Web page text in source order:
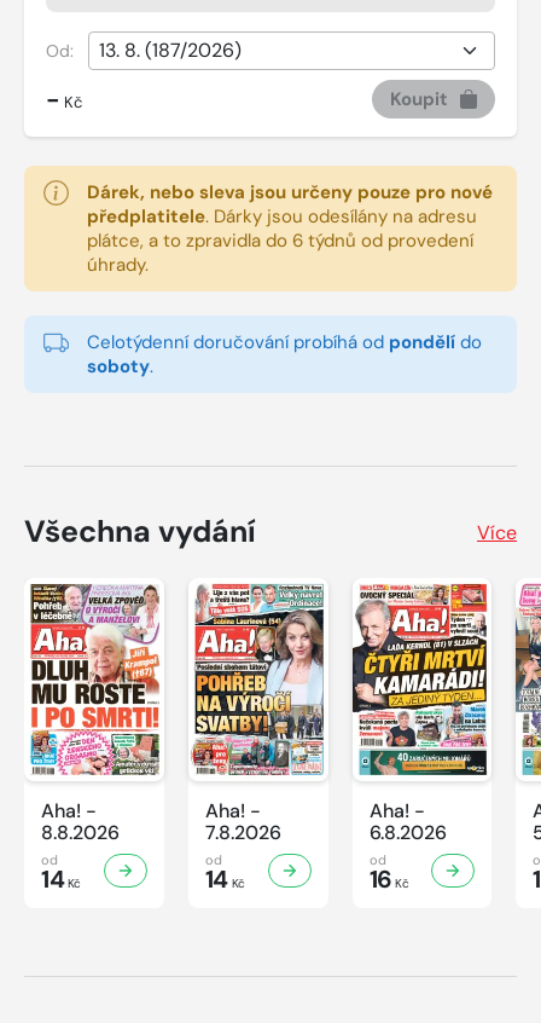
Od:
- Kč Koupit
Dárek, nebo sleva jsou určeny pouze pro nové
předplatitele. Dárky jsou odesílány na adresu
plátce, a to zpravidla do 6 týdnů od provedení
úhrady.
Celotýdenní doručování probíhá od pondělí do
soboty.
Všechna vydání Více
Aha! -
8.8.2026
od
14Kč
Aha! -
7.8.2026
od
14Kč
Aha! -
6.8.2026
od
16 Kč